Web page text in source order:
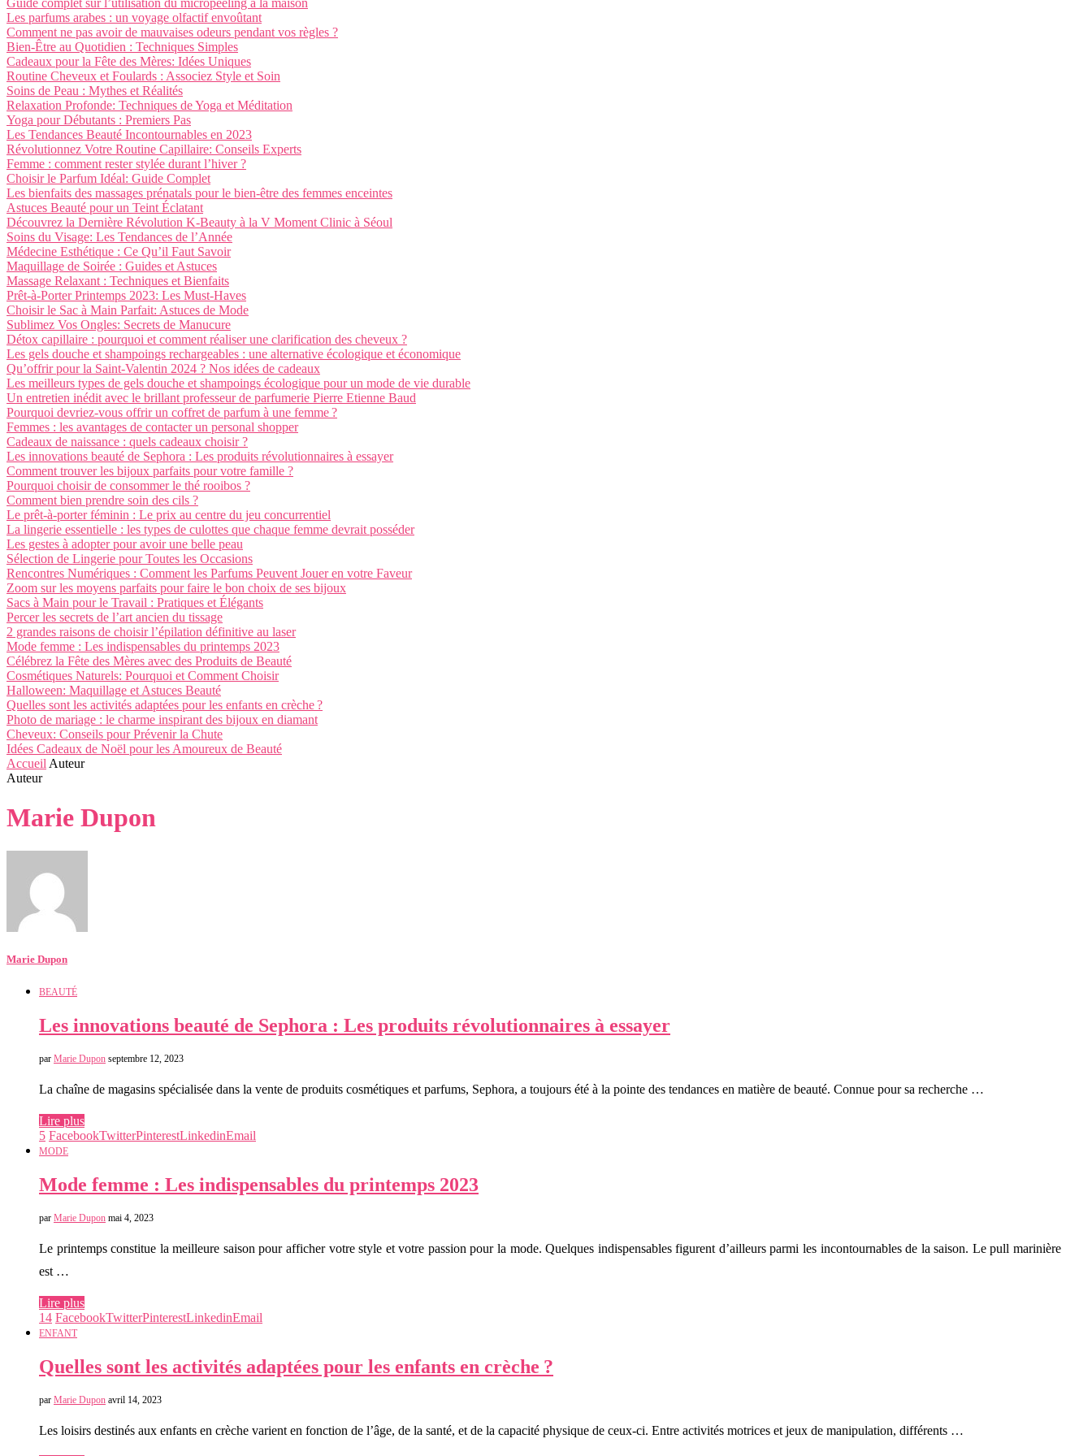
Guide complet sur l’utilisation du micropeeling à la maison
Les parfums arabes : un voyage olfactif envoûtant
Comment ne pas avoir de mauvaises odeurs pendant vos règles ?
Bien-Être au Quotidien : Techniques Simples
Cadeaux pour la Fête des Mères: Idées Uniques
Routine Cheveux et Foulards : Associez Style et Soin
Soins de Peau : Mythes et Réalités
Relaxation Profonde: Techniques de Yoga et Méditation
Yoga pour Débutants : Premiers Pas
Les Tendances Beauté Incontournables en 2023
Révolutionnez Votre Routine Capillaire: Conseils Experts
Femme : comment rester stylée durant l’hiver ?
Choisir le Parfum Idéal: Guide Complet
Les bienfaits des massages prénatals pour le bien-être des femmes enceintes
Astuces Beauté pour un Teint Éclatant
Découvrez la Dernière Révolution K-Beauty à la V Moment Clinic à Séoul
Soins du Visage: Les Tendances de l’Année
Médecine Esthétique : Ce Qu’il Faut Savoir
Maquillage de Soirée : Guides et Astuces
Massage Relaxant : Techniques et Bienfaits
Prêt-à-Porter Printemps 2023: Les Must-Haves
Choisir le Sac à Main Parfait: Astuces de Mode
Sublimez Vos Ongles: Secrets de Manucure
Détox capillaire : pourquoi et comment réaliser une clarification des cheveux ?
Les gels douche et shampoings rechargeables : une alternative écologique et économique
Qu’offrir pour la Saint-Valentin 2024 ? Nos idées de cadeaux
Les meilleurs types de gels douche et shampoings écologique pour un mode de vie durable
Un entretien inédit avec le brillant professeur de parfumerie Pierre Etienne Baud
Pourquoi devriez-vous offrir un coffret de parfum à une femme ?
Femmes : les avantages de contacter un personal shopper
Cadeaux de naissance : quels cadeaux choisir ?
Les innovations beauté de Sephora : Les produits révolutionnaires à essayer
Comment trouver les bijoux parfaits pour votre famille ?
Pourquoi choisir de consommer le thé rooibos ?
Comment bien prendre soin des cils ?
Le prêt-à-porter féminin : Le prix au centre du jeu concurrentiel
La lingerie essentielle : les types de culottes que chaque femme devrait posséder
Les gestes à adopter pour avoir une belle peau
Sélection de Lingerie pour Toutes les Occasions
Rencontres Numériques : Comment les Parfums Peuvent Jouer en votre Faveur
Zoom sur les moyens parfaits pour faire le bon choix de ses bijoux
Sacs à Main pour le Travail : Pratiques et Élégants
Percer les secrets de l’art ancien du tissage
2 grandes raisons de choisir l’épilation définitive au laser
Mode femme : Les indispensables du printemps 2023
Célébrez la Fête des Mères avec des Produits de Beauté
Cosmétiques Naturels: Pourquoi et Comment Choisir
Halloween: Maquillage et Astuces Beauté
Quelles sont les activités adaptées pour les enfants en crèche ?
Photo de mariage : le charme inspirant des bijoux en diamant
Cheveux: Conseils pour Prévenir la Chute
Idées Cadeaux de Noël pour les Amoureux de Beauté
Accueil Auteur
Auteur
Marie Dupon
Marie Dupon
BEAUTÉ
Les innovations beauté de Sephora : Les produits révolutionnaires à essayer
par Marie Dupon septembre 12, 2023
La chaîne de magasins spécialisée dans la vente de produits cosmétiques et parfums, Sephora, a toujours été à la pointe des tendances en matière de beauté. Connue pour sa recherche …
Lire plus
5 FacebookTwitterPinterestLinkedinEmail
MODE
Mode femme : Les indispensables du printemps 2023
par Marie Dupon mai 4, 2023
Le printemps constitue la meilleure saison pour afficher votre style et votre passion pour la mode. Quelques indispensables figurent d’ailleurs parmi les incontournables de la saison. Le pull marinière
est …
Lire plus
14 FacebookTwitterPinterestLinkedinEmail
ENFANT
Quelles sont les activités adaptées pour les enfants en crèche ?
par Marie Dupon avril 14, 2023
Les loisirs destinés aux enfants en crèche varient en fonction de l’âge, de la santé, et de la capacité physique de ceux-ci. Entre activités motrices et jeux de manipulation, différents …